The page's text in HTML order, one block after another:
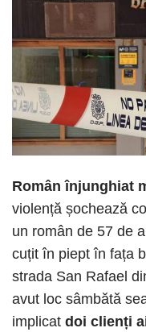
Român înjunghiat
violență șochează
un român de 57 de
cuțit în piept în fața
strada San Rafael
avut loc sâmbătă
implicat doi clienți